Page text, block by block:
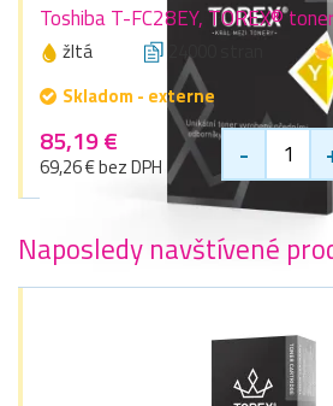
Toshiba T-FC28EY, TOREX®
žltá 24000 stran
Skladom - externe
85,19 €
69,26 € bez DPH -
Naposledy navštívené